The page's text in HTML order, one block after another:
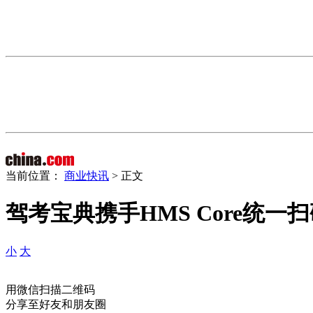
当前位置： 商业快讯 > 正文
驾考宝典携手HMS Core统一
小 大
用微信扫描二维码
分享至好友和朋友圈